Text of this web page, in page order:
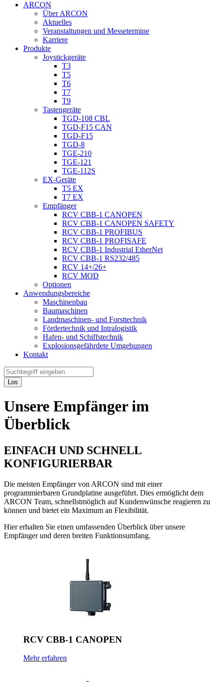
ARCON
Über ARCON
Aktuelles
Veranstaltungen und Messetermine
Karriere
Produkte
Joystickgeräte
T3
T5
T6
T7
T9
Tastengeräte
TGD-108 CBL
TGD-F15 CAN
TGD-F15
TGD-8
TGE-210
TGE-121
TGE-112S
EX-Geräte
T5 EX
T7 EX
Empfänger
RCV CBB-1 CANOPEN
RCV CBB-1 CANOPEN SAFETY
RCV CBB-1 PROFIBUS
RCV CBB-1 PROFISAFE
RCV CBB-1 Industrial EtherNet
RCV CBB-1 RS232/485
RCV 14+/26+
RCV MOD
Optionen
Anwendungsbereiche
Maschinenbau
Baumaschinen
Landmaschinen- und Forsttechnik
Fördertechnik und Intralogistik
Hafen- und Schiffstechnik
Explosionsgefährdete Umgebungen
Kontakt
Los
Unsere Empfänger im
Überblick
EINFACH UND SCHNELL
KONFIGURIERBAR
Die meisten Empfänger von ARCON sind mit einer
programmierbaren Grundplatine ausgeführt. Dies ermöglicht dem
ARCON Team, schnellstmöglich auf Kundenwünsche reagieren zu
können und bietet ein Maximum an Flexibilität.
Hier erhalten Sie einen umfassenden Überblick über unsere
Empfänger und deren breiten Funktionsumfang.
RCV CBB-1 CANOPEN
Mehr erfahren